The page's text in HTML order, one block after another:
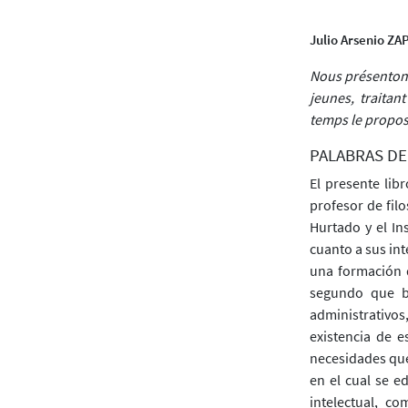
Julio Arsenio
Nous
jeunes,
temps le
PALABRAS
El presente
profesor de
Hurtado y el
cuanto a sus
una formación
segundo que
existencia de
necesidades
en el cual se
intelectual,